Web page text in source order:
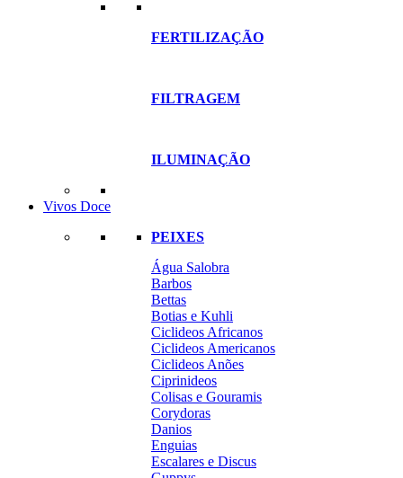
FERTILIZAÇÃO
FILTRAGEM
ILUMINAÇÃO
Vivos Doce
PEIXES
Água Salobra
Barbos
Bettas
Botias e Kuhli
Ciclideos Africanos
Ciclideos Americanos
Ciclideos Anões
Ciprinideos
Colisas e Gouramis
Corydoras
Danios
Enguias
Escalares e Discus